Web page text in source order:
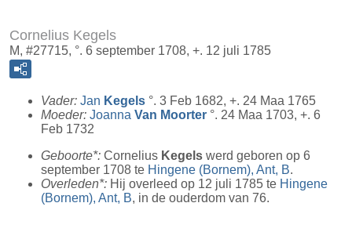
Cornelius Kegels
M, #27715, °. 6 september 1708, +. 12 juli 1785
Vader: Jan Kegels °. 3 Feb 1682, +. 24 Maa 1765
Moeder: Joanna Van Moorter °. 24 Maa 1703, +. 6
Feb 1732
Geboorte*: Cornelius Kegels werd geboren op 6
september 1708 te Hingene (Bornem), Ant, B.
Overleden*: Hij overleed op 12 juli 1785 te Hingene
(Bornem), Ant, B, in de ouderdom van 76.